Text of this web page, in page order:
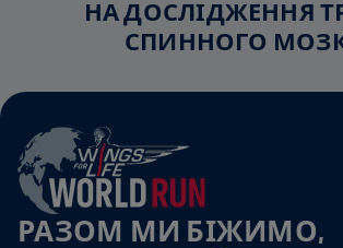
НА ДОСЛІДЖЕННЯ
СПИННОГО
РАЗОМ МИ БІЖИМО,